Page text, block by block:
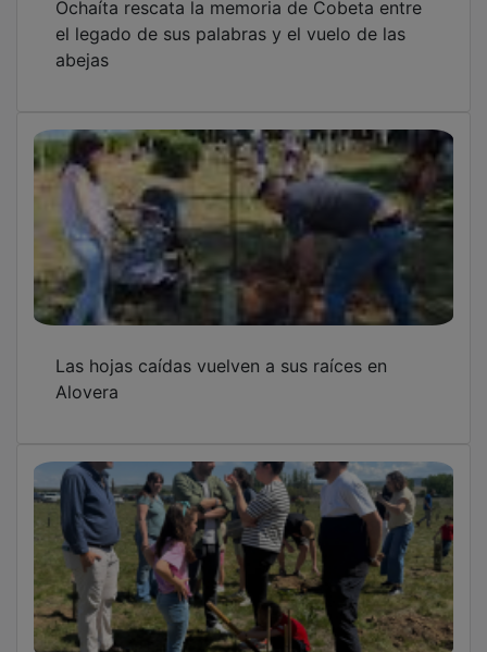
Ochaíta rescata la memoria de Cobeta entre
el legado de sus palabras y el vuelo de las
abejas
Las hojas caídas vuelven a sus raíces en
Alovera